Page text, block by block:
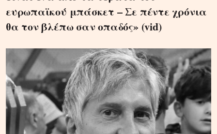
ευρωπαϊκού μπάσκετ – Σε πέντε χρόνια
θα τον βλέπω σαν οπαδός» (vid)